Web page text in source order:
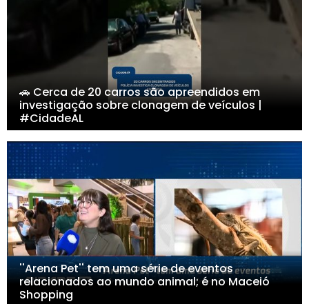
🚗 Cerca de 20 carros são apreendidos em
investigação sobre clonagem de veículos |
#CidadeAL
''Arena Pet'' tem uma série de eventos
relacionados ao mundo animal; é no Maceió
Shopping